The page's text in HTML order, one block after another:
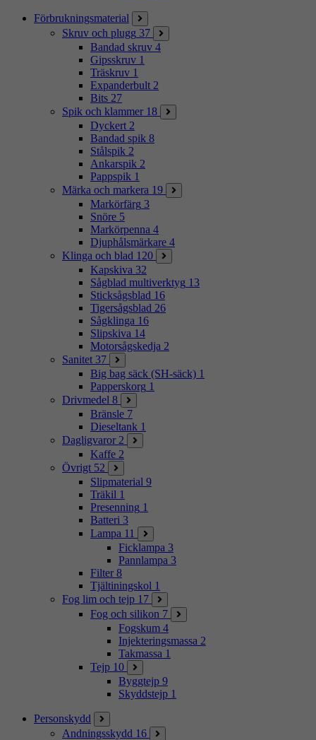
Förbrukningsmaterial
Skruv och plugg 37
Bandad skruv 4
Gipsskruv 1
Träskruv 1
Expanderbult 2
Bits 27
Spik och klammer 18
Dyckert 2
Bandad spik 8
Stålspik 2
Ankarspik 2
Pappspik 1
Märka och markera 19
Markörfärg 3
Snöre 5
Markörpenna 4
Djuphålsmärkare 4
Klinga och blad 120
Kapskiva 32
Sågblad multiverktyg 13
Sticksågsblad 16
Tigersågsblad 26
Sågklinga 16
Slipskiva 14
Motorsågskedja 2
Sanitet 37
Big bag säck (SH-säck) 1
Papperskorg 1
Drivmedel 8
Bränsle 7
Dieseltank 1
Dagligvaror 2
Kaffe 2
Övrigt 52
Slipmaterial 9
Träkil 1
Presenning 1
Batteri 3
Lampa 11
Ficklampa 3
Pannlampa 3
Filter 8
Tjältiningskol 1
Fog lim och tejp 17
Fog och silikon 7
Fogskum 4
Injekteringsmassa 2
Takmassa 1
Tejp 10
Byggtejp 9
Skyddstejp 1
Personskydd
Andningsskydd 16